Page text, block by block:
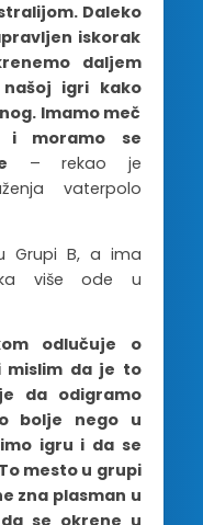
Daleko
iskorak
daljem
igri kako
Imamo meč
i moramo se
– rekao je
vaterpolo
Grupi B, a ima
više ode u
odlučuje o
mislim da je to
da odigramo
bolje nego u
igru i da se
mesto u grupi
zna plasman u